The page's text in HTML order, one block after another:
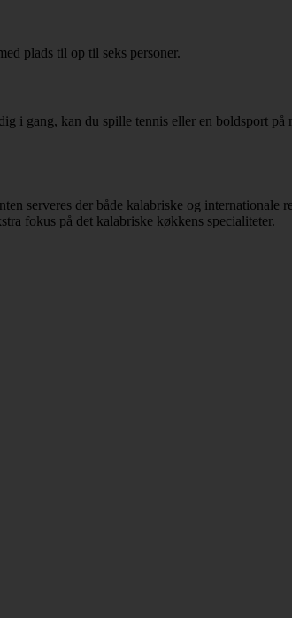
plads til op til seks personer.
i gang, kan du spille tennis eller en boldsport på
serveres der både kalabriske og internationale
fokus på det kalabriske køkkens specialiteter.